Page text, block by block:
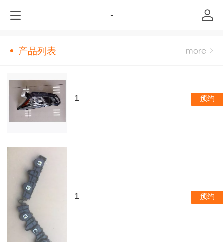
-
产品列表
1 预约
1 预约